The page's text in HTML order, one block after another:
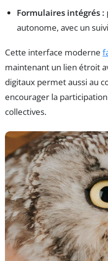
Formulaires intégrés :
autonome, avec un
Cette interface moderne
maintenant un lien étroit
digitaux permet aussi au
encourager la
collectives.